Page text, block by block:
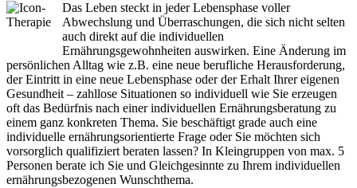
Das Leben steckt in jeder Lebensphase voller
Abwechslung und Überraschungen, die sich nicht selten
auch direkt auf die individuellen
Ernährungsgewohnheiten auswirken. Eine Änderung im
persönlichen Alltag wie z.B. eine neue berufliche Herausforderung,
der Eintritt in eine neue Lebensphase oder der Erhalt Ihrer eigenen
Gesundheit – zahllose Situationen so individuell wie Sie erzeugen
oft das Bedürfnis nach einer individuellen Ernährungsberatung zu
einem ganz konkreten Thema. Sie beschäftigt grade auch eine
individuelle ernährungsorientierte Frage oder Sie möchten sich
vorsorglich qualifiziert beraten lassen? In Kleingruppen von max. 5
Personen berate ich Sie und Gleichgesinnte zu Ihrem individuellen
ernährungsbezogenen Wunschthema.